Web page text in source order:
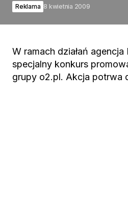
Reklama 8 kwietnia 2009
W ramach działań
specjalny konkurs
grupy o2.pl. Akcja potrwa